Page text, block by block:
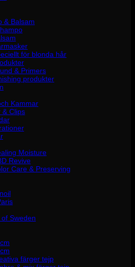
& Balsam
för blonda hår
& Primers
produkter
Kammar
& Clips
Moisture
Revive
Care & Preserving
Sweden
färger tejp